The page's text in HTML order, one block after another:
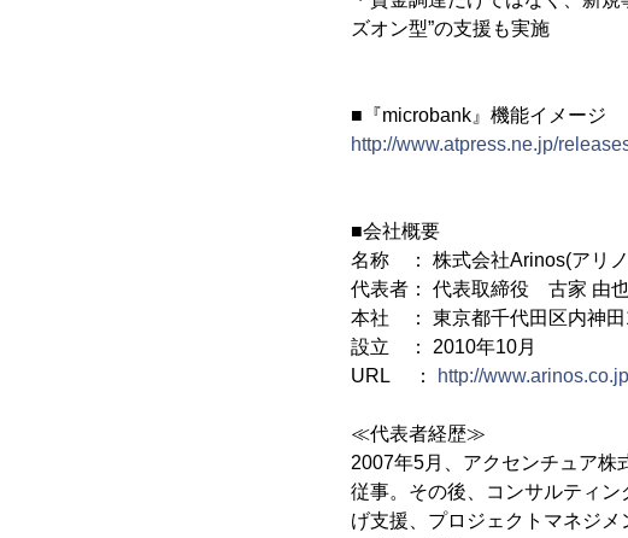
ズオン型”の支援も実施
■『microbank』機能イメージ
http://www.atpress.ne.jp/
■会社概要
名称 ： 株式会社Arinos(アリ
代表者： 代表取締役 古家 由
本社 ： 東京都千代田区内神
設立 ： 2010年10月
URL ：
http://
≪代表者経歴≫
2007年5月、アクセンチュア株
従事。その後、コンサルティ
げ支援、プロジェクトマネジ